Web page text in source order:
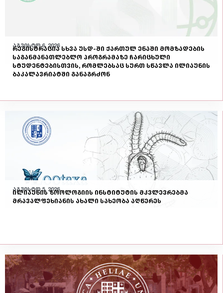
აგვისტო 6, 2026
რეგისტრაცია სხვა უსდ-ში ქართულ ენაში მომზადების
საგანმანათლებლო პროგრამაზე ჩარიცხული
სტუდენტებისთვის, რომლებსაც სურთ სწავლა ილიაუნის
ბაკალავრიატში განაგრძონ
აგვისტო 5, 2026
ილიაუნის ზოოლოგიის ინსტიტუტის მკვლევრებმა
მრავალფეხიანის ახალი სახეობა აღწერეს